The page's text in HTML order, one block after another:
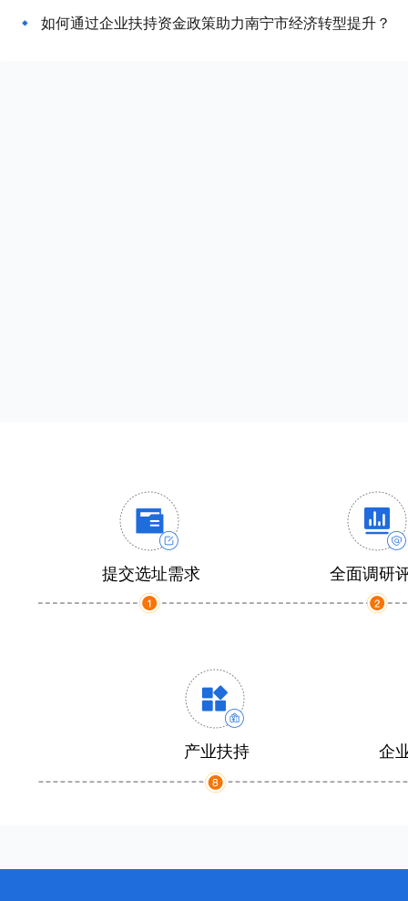
如何通过企业扶持资金政策助力南宁市经济转型提升？
提交选址需求 全面调研
产业扶持 企